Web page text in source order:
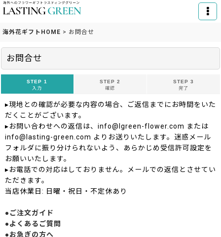
海外花ギフトHOME > お問合せ
お問合せ
STEP 1
入力
STEP 2
確認
STEP 3
完了
▸現地との確認が必要な内容の場合、ご返信までにお時間をいた
だくことがございます。
▸お問い合わせへの返信は、info@lgreen-flower.com または
info@lasting-green.com よりお送りいたします。迷惑メール
フォルダに振り分けられないよう、あらかじめ受信許可設定を
お願いいたします。
▸お電話での対応はしておりません。メールでの返信とさせてい
ただきます。
当店休業日: 日曜・祝日・不定休あり
●ご注文ガイド
●よくあるご質問
●お急ぎの方へ